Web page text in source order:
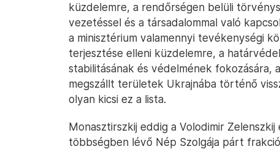
küzdelemre, a rendőrségen belüli
vezetéssel és a társadalommal való
a minisztérium valamennyi tevékenységi
terjesztése elleni küzdelemre, a
stabilitásának és védelmének fokozására,
megszállt területek Ukrajnába történő
olyan kicsi ez a lista.
Monasztirszkij eddig a Volodimir
többségben lévő Nép Szolgája párt